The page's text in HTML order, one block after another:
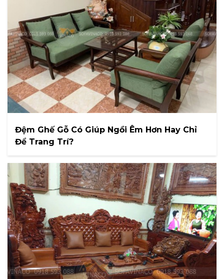
Đệm Ghế Gỗ Có Giúp Ngồi Êm Hơn Hay Chỉ
Để Trang Trí?